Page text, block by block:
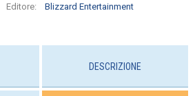
Editore: Blizzard Entertainment
DESCRIZIONE